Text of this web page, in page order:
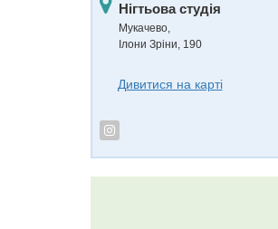
Нігтьова студія
Мукачево,
Ілони Зріни, 190
Дивитися на карті